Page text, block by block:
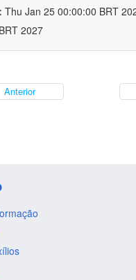
Thu Jan 25 00:00:00 BRT
2027
Anterior